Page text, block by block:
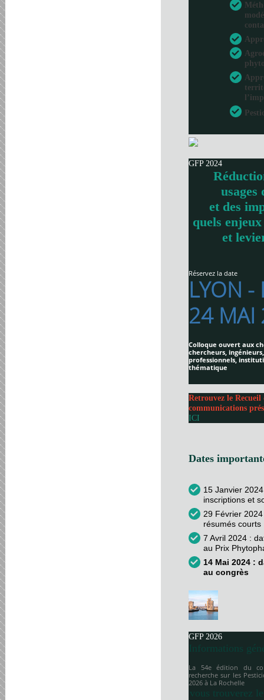
GFP 2024
usages
et des
quels
et
Réservez la date
LYON
24 MAI
Colloque ouvert aux
chercheurs,
professionnels,
thématique
Retrouvez le Recueil
communications
ICI
Dates
15 Janvier
inscriptions et
29 Février
résumés courts
7 Avril 2024 :
au Prix
14 Mai 2024 :
au congrès
GFP 2026
Informations
La 54e édition du
recherche sur les
2026 à La Rochelle
vous trouverez